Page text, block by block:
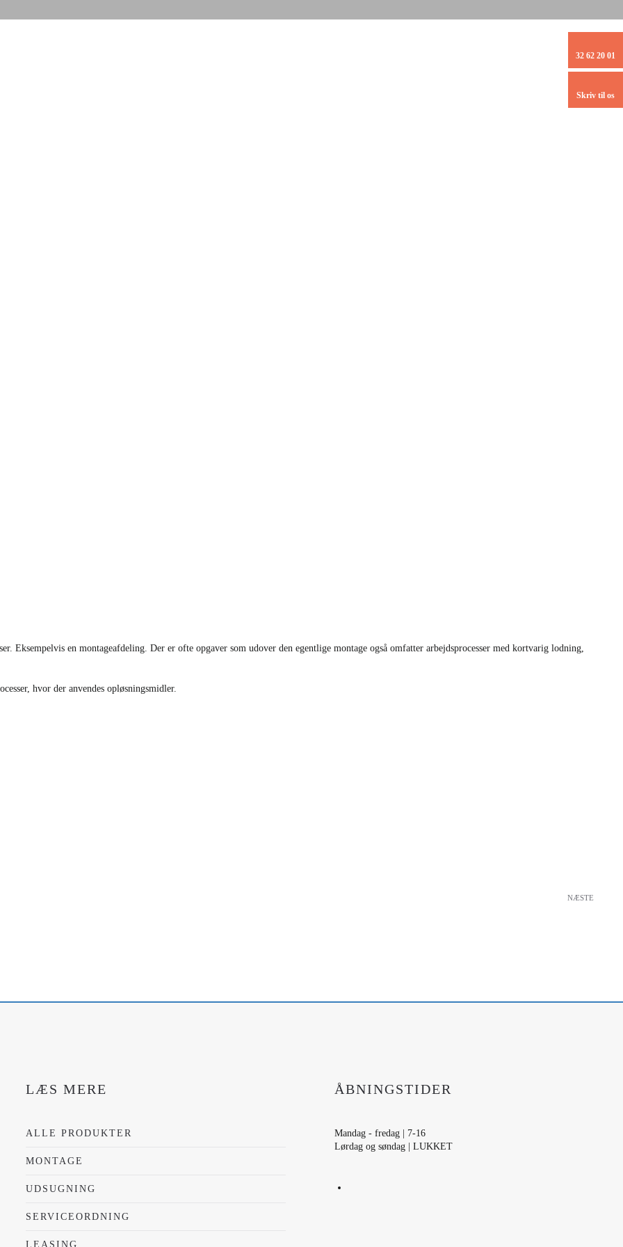
Eksempelvis en montageafdeling. Der er ofte opgaver som udover den egentlige montage også omfatter arbejdsprocesser med kortvarig lodning,
hvor der anvendes opløsningsmidler.
NÆSTE
LÆS MERE
ALLE PRODUKTER
MONTAGE
UDSUGNING
SERVICEORDNING
LEASING
ÅBNINGSTIDER
Mandag - fredag | 7-16
Lørdag og søndag | LUKKET
32 62 20 01
Skriv til os